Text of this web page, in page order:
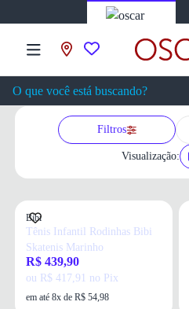
Filtros
Visualização:
Bibi
Tênis Infantil Rodinhas Bibi
Skatenis Marinho
R$ 439,90
ou R$ 417,91 no Pix
em até 8x de R$ 54,98